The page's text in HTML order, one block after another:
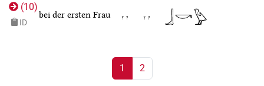
(10)
ID
bei der ersten Frau
1 2